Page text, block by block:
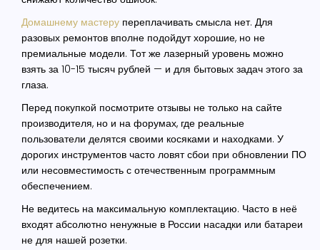
Домашнему мастеру переплачивать смысла нет. Для
разовых ремонтов вполне подойдут хорошие, но не
премиальные модели. Тот же лазерный уровень можно
взять за 10-15 тысяч рублей — и для бытовых задач этого за
глаза.
Перед покупкой посмотрите отзывы не только на сайте
производителя, но и на форумах, где реальные
пользователи делятся своими косяками и находками. У
дорогих инструментов часто ловят сбои при обновлении ПО
или несовместимость с отечественным программным
обеспечением.
Не ведитесь на максимальную комплектацию. Часто в неё
входят абсолютно ненужные в России насадки или батареи
не для нашей розетки.